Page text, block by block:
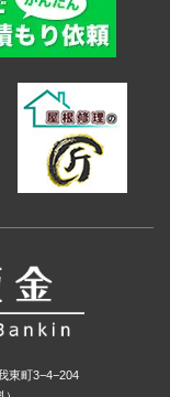
東町3−4−204